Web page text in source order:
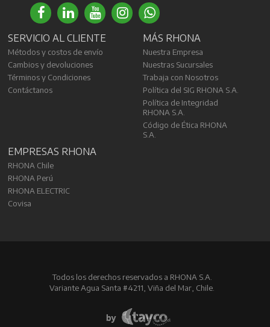
SERVICIO AL CLIENTE
Métodos y costos de envío
Cambios y devoluciones
Términos y Condiciones
Contáctanos
MÁS RHONA
Nuestra Empresa
Nuestras Sucursales
Trabaja con Nosotros
Política del SIG RHONA S.A.
Política de Integridad
RHONA S.A.
Código de Ética RHONA
S.A.
EMPRESAS RHONA
RHONA Chile
RHONA Perú
RHONA ELECTRIC
Covisa
Todos los derechos reservados a RHONA S.A.
Variante Agua Santa #4211, Viña del Mar, Chile.